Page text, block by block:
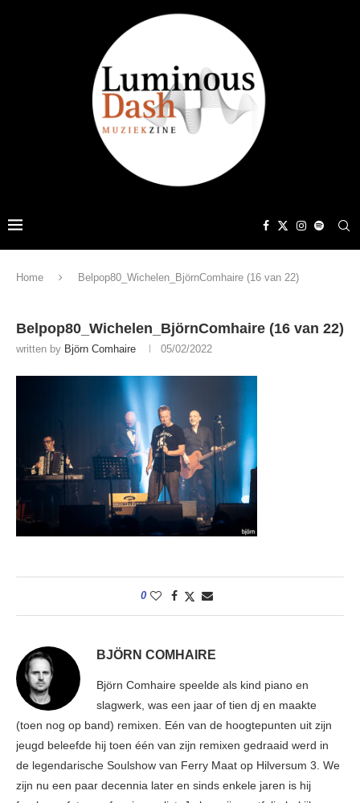
Home Belpop80_Wichelen_BjörnComhaire (16 van 22)
Belpop80_Wichelen_BjörnComhaire (16 van 22)
written by Björn Comhaire 05/02/2022
0
BJÖRN COMHAIRE
Björn Comhaire speelde als kind piano en
slagwerk, was een jaar of tien dj en maakte
(toen nog op band) remixen. Eén van de hoogtepunten uit zijn
jeugd beleefde hij toen één van zijn remixen gedraaid werd in
de legendarische Soulshow van Ferry Maat op Hilversum 3. We
zijn nu een paar decennia later en sinds enkele jaren is hij